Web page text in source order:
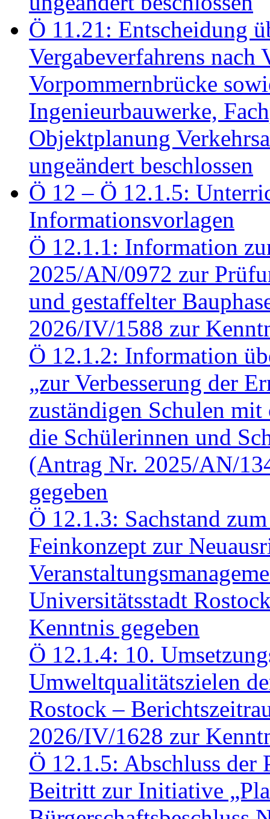
Ö 11.21: Entscheidung
Vergabeverfahrens
Vorpommernbrücke
Ingenieurbauwerke,
Objektplanung
ungeändert beschlossen
Ö 12 – Ö 12.1.5:
Informationsvorlagen
Ö 12.1.1: Information
2025/AN/0972 zur
und gestaffelter
2026/IV/1588 zur
Ö 12.1.2: Information
„zur Verbesserung der
zuständigen Schulen
die Schülerinnen und
(Antrag Nr. 2025/AN/
gegeben
Ö 12.1.3: Sachstand
Feinkonzept zur
Universitätsstadt
Kenntnis gegeben
Ö 12.1.4: 10.
Umweltqualitätszielen
Rostock –
2026/IV/1628 zur
Ö 12.1.5: Abschluss der
Beitritt zur Initiative